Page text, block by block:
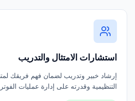
استشارات الامتثال والتدريب
إرشاد خبير وتدريب لضمان فهم فريقك
التنظيمية وقدرته على إدارة عمليات